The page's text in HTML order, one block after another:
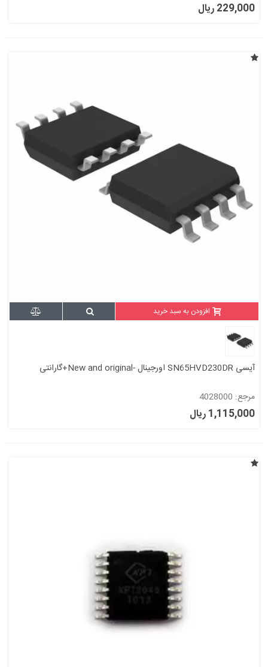
229,000 ریال
افزودن به سبد خرید
آیسی SN65HVD230DR اورجینال -New and original+گارانتی
مرجع: 4028000
1,115,000 ریال